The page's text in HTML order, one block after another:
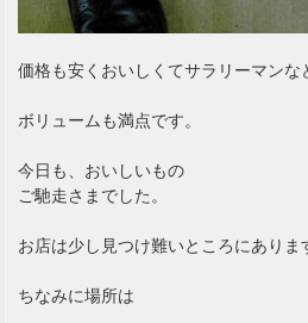
価格も安くおいしくてサラリーマンな
ボリュームも満点です。
今日も、おいしいもの
ご馳走さまでした。
お店は少し見つけ難いところにありま
ちなみに場所は